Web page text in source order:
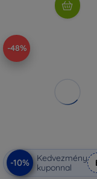
-48%
-10%
Kedvezmény
kuponnal